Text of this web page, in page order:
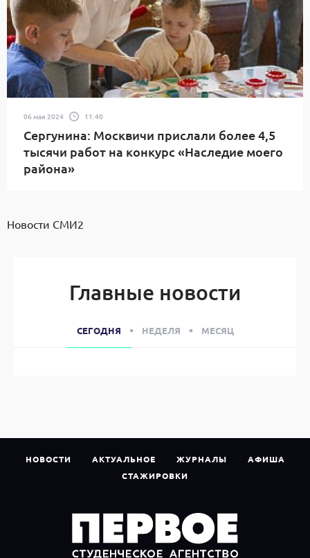
06 мая 2024 11:40
Сергунина: Москвичи прислали более 4,5
тысячи работ на конкурс «Наследие моего
района»
Новости СМИ2
Главные новости
СЕГОДНЯ НЕДЕЛЯ МЕСЯЦ
НОВОСТИ АКТУАЛЬНОЕ ЖУРНАЛЫ
АФИША
СТАЖИРОВКИ